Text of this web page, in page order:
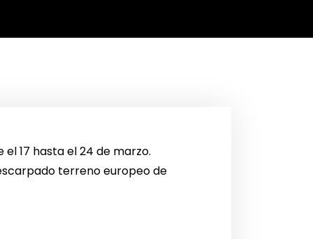
17 hasta el 24 de marzo.
terreno europeo de